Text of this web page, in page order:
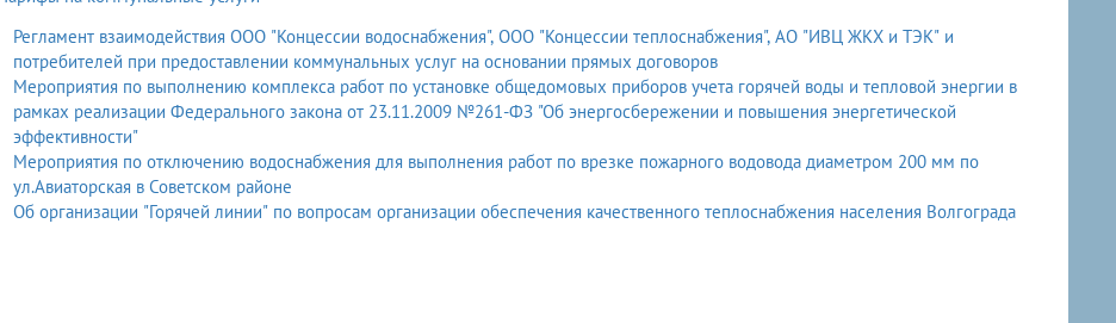
Регламент взаимодействия ООО "Концессии водоснабжения", ООО "Концессии теплоснабжения", АО "ИВЦ ЖКХ и ТЭК" и
потребителей при предоставлении коммунальных услуг на основании прямых договоров
Мероприятия по выполнению комплекса работ по установке общедомовых приборов учета горячей воды и тепловой энергии в
рамках реализации Федерального закона от 23.11.2009 №261-ФЗ "Об энергосбережении и повышения энергетической
эффективности"
Мероприятия по отключению водоснабжения для выполнения работ по врезке пожарного водовода диаметром 200 мм по
ул.Авиаторская в Советском районе
Об организации "Горячей линии" по вопросам организации обеспечения качественного теплоснабжения населения Волгограда